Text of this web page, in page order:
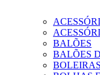
BALÕES
BALÕES
BOLEIRAS